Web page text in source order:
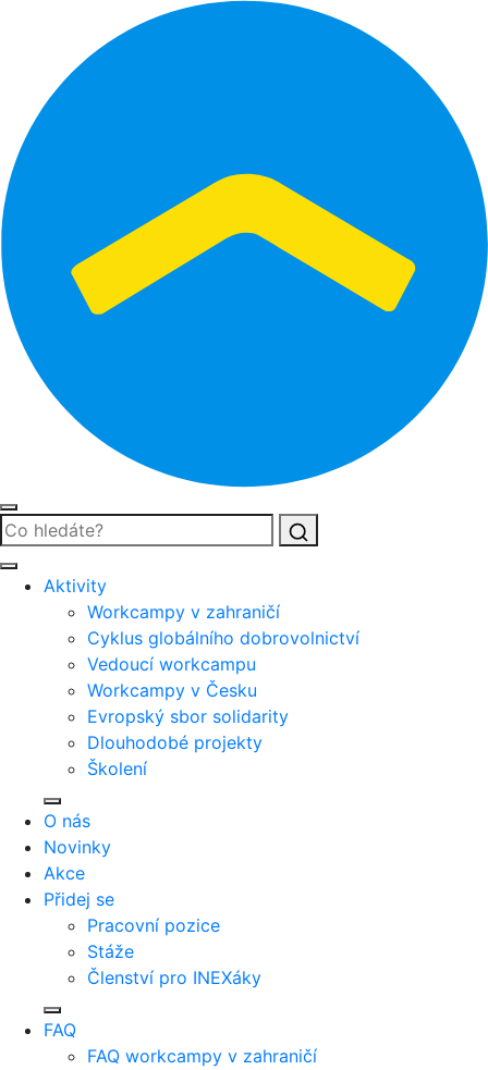
Vyhledat
Aktivity
Workcampy v zahraničí
Cyklus globálního dobrovolnictví
Vedoucí workcampu
Workcampy v Česku
Evropský sbor solidarity
Dlouhodobé projekty
Školení
O nás
Novinky
Akce
Přidej se
Pracovní pozice
Stáže
Členství pro INEXáky
FAQ
FAQ workcampy v zahraničí